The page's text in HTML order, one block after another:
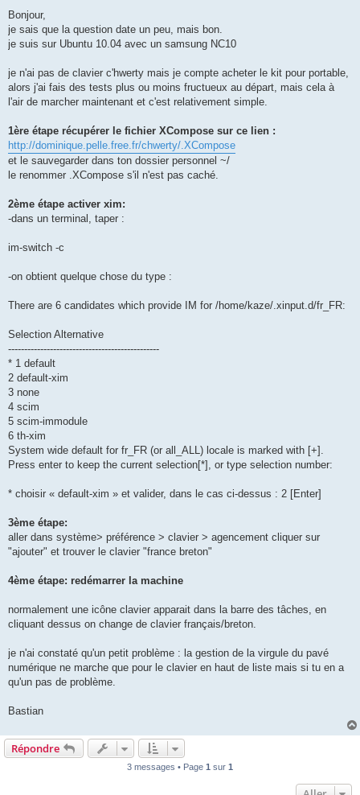
s
a
g
Bonjour,
je sais que la question date un peu, mais bon.
je suis sur Ubuntu 10.04 avec un samsung NC10
je n'ai pas de clavier c'hwerty mais je compte acheter le kit pour portable,
alors j'ai fais des tests plus ou moins fructueux au départ, mais cela à
l'air de marcher maintenant et c'est relativement simple.
1ère étape récupérer le fichier XCompose sur ce lien :
http://dominique.pelle.free.fr/chwerty/.XCompose
et le sauvegarder dans ton dossier personnel ~/
le renommer .XCompose s'il n'est pas caché.
2ème étape activer xim:
-dans un terminal, taper :
im-switch -c
-on obtient quelque chose du type :
There are 6 candidates which provide IM for /home/kaze/.xinput.d/fr_FR:
Selection Alternative
-----------------------------------------------
* 1 default
2 default-xim
3 none
4 scim
5 scim-immodule
6 th-xim
System wide default for fr_FR (or all_ALL) locale is marked with [+].
Press enter to keep the current selection[*], or type selection number:
* choisir « default-xim » et valider, dans le cas ci-dessus : 2 [Enter]
3ème étape:
aller dans système> préférence > clavier > agencement cliquer sur
"ajouter" et trouver le clavier "france breton"
4ème étape: redémarrer la machine
normalement une icône clavier apparait dans la barre des tâches, en
cliquant dessus on change de clavier français/breton.
je n'ai constaté qu'un petit problème : la gestion de la virgule du pavé
numérique ne marche que pour le clavier en haut de liste mais si tu en a
qu'un pas de problème.
Bastian
Répondre
3 messages • Page 1 sur 1